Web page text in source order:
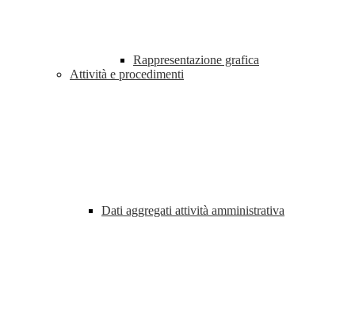
Rappresentazione grafica
Attività e procedimenti
Dati aggregati attività amministrativa